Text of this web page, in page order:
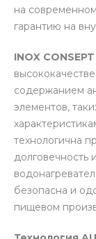
на
гарантию на
INOX CONSEPT
содержанием
элементов,
технологична
долговечность
безопасна и
пищевом